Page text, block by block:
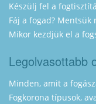
Készülj fel a
Fáj a fogad? Mentsük
Mikor kezdjük el a
Legolvasottabb
Minden, amit a
Fogkorona típusok,